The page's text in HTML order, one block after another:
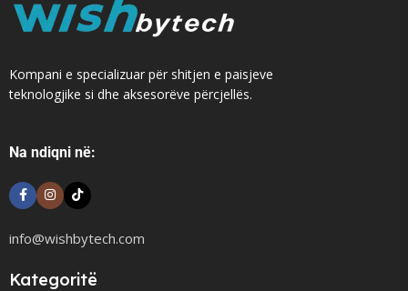
Kompani e specializuar për shitjen e paisjeve
teknologjike si dhe aksesorëve përcjellës.
Na ndiqni në:
info@wishbytech.com
Kategoritë